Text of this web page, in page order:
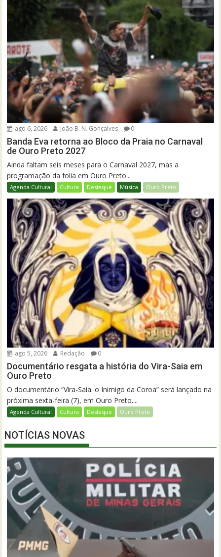
ago 6, 2026 João B. N. Gonçalves 0
Banda Eva retorna ao Bloco da Praia no Carnaval
de Ouro Preto 2027
Ainda faltam seis meses para o Carnaval 2027, mas a
programação da folia em Ouro Preto...
Agenda Cultural Cultura Destaque Música Ouro Preto
ago 5, 2026 Redação 0
Documentário resgata a história do Vira-Saia em
Ouro Preto
O documentário “Vira-Saia: o Inimigo da Coroa” será lançado na
próxima sexta-feira (7), em Ouro Preto....
Agenda Cultural Cultura Destaque Ouro Preto
NOTÍCIAS NOVAS